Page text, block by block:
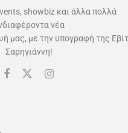
showbiz και άλλα πολλά
νέα
μας, με την υπογραφή της
Σαρηγιάννη!